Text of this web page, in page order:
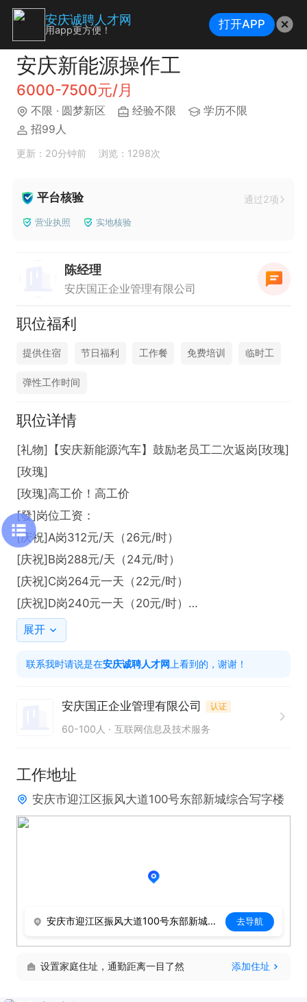
安庆新能源操作工
6000-7500元/月
不限 · 圆梦新区 经验不限
学历不限
招99人
更新：20分钟前 浏览：1298次
平台核验 通过2项
营业执照 实地核验
陈经理
安庆国正企业管理有限公司
职位福利
提供住宿 节日福利 工作餐 免费培训 临时工
弹性工作时间
职位详情
[礼物]【安庆新能源汽车】鼓励老员工二次返岗[玫瑰]
[玫瑰]
[玫瑰]高工价！高工价
[發]岗位工资：
[庆祝]A岗312元/天（26元/时）
[庆祝]B岗288元/天（24元/时）
[庆祝]C岗264元一天（22元/时）
[庆祝]D岗240元一天（20元/时）
+产量达成考核+350元/天
[福]新能源汽车电池导板+空调车间
[福]普通工衣+不过安检门+可带手机
流
❇免费吃饭，自助餐，先吃后扣，餐费5元/天，住宿4
时，C岗基础工资22元/时，D岗基础工资20元/时，有
展开
联系我时请说是在安庆诚聘人才网 上看到的，谢谢！
安庆国正企业管理有限公司 认证
60-100人 互联网信息及技术服务
工作地址
安庆市迎江区振风大道100号东部新城综合写字楼
安庆市迎江区振风大道100号东部新城综合写字楼 去导航
设置家庭住址，通勤距离一目了然 添加住址
安庆诚聘人才网
用app更方便！ 打开APP